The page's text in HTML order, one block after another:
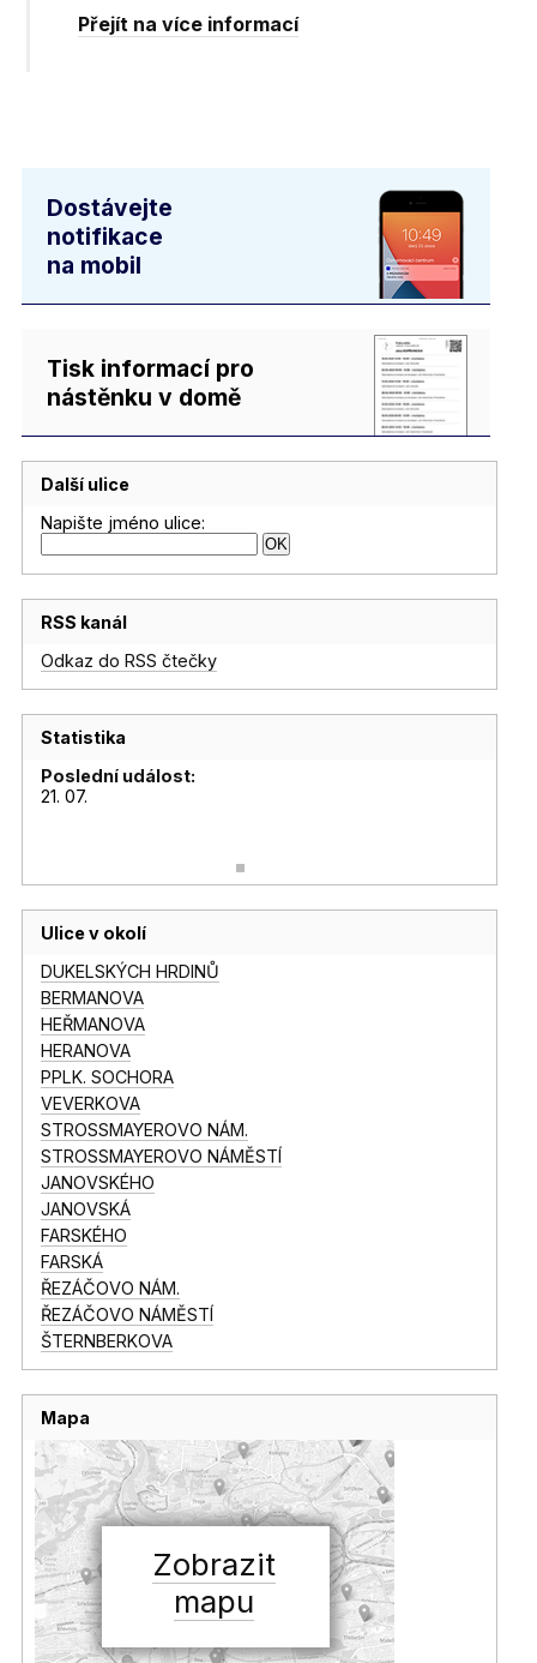
Přejít na více informací
Dostávejte
notifikace
na mobil
Tisk informací pro
nástěnku v domě
Další ulice
Napište jméno ulice:
RSS kanál
Odkaz do RSS čtečky
Statistika
Poslední událost:
21. 07.
Ulice v okolí
DUKELSKÝCH HRDINŮ
BERMANOVA
HEŘMANOVA
HERANOVA
PPLK. SOCHORA
VEVERKOVA
STROSSMAYEROVO NÁM.
STROSSMAYEROVO NÁMĚSTÍ
JANOVSKÉHO
JANOVSKÁ
FARSKÉHO
FARSKÁ
ŘEZÁČOVO NÁM.
ŘEZÁČOVO NÁMĚSTÍ
ŠTERNBERKOVA
Mapa
Zobrazit
mapu